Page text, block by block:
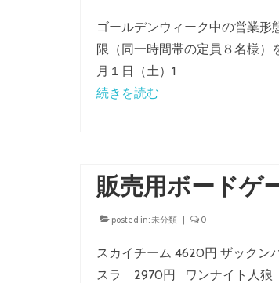
ゴールデンウィーク中の営業形
限（同一時間帯の定員８名様）
月１日（土）1
続きを読む
販売用ボードゲ
posted in:未分類 0
スカイチーム 4620円 ザックン
スラ 2970円 ワンナイト人